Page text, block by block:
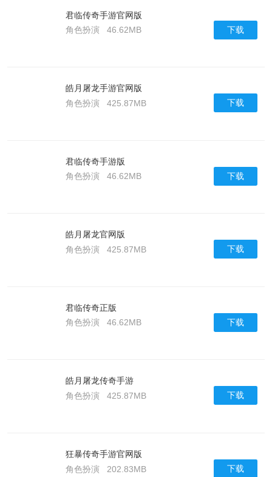
君临传奇手游官网版
角色扮演
46.62MB 下载
皓月屠龙手游官网版
角色扮演
425.87MB 下载
君临传奇手游版
角色扮演
46.62MB 下载
皓月屠龙官网版
角色扮演
425.87MB 下载
君临传奇正版
角色扮演
46.62MB 下载
皓月屠龙传奇手游
角色扮演
425.87MB 下载
狂暴传奇手游官网版
角色扮演
202.83MB 下载